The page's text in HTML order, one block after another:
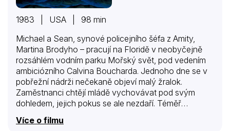
1983 | USA | 98 min
Michael a Sean, synové policejního šéfa z Amity,
Martina Brodyho – pracují na Floridě v neobyčejně
rozsáhlém vodním parku Mořský svět, pod vedením
ambiciózního Calvina Boucharda. Jednoho dne se v
pobřežní nádrži nečekaně objeví malý žralok.
Zaměstnanci chtějí mládě vychovávat pod svým
dohledem, jejich pokus se ale nezdaří. Téměř
současně je nalezeno tělo muže, které prozrazuje, že
pod mořskou hladinou aquaparku je ukryt další,
Více o filmu